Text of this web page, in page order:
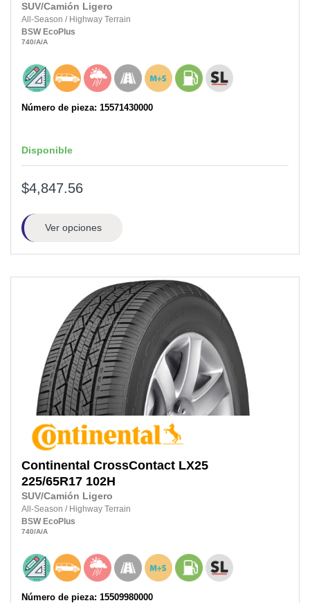
SUV/Camión Ligero
All-Season / Highway Terrain
BSW EcoPlus
740/A/A
Número de pieza: 15571430000
Disponible
$4,847.56
Ver opciones
Continental CrossContact LX25
225/65R17 102H
SUV/Camión Ligero
All-Season / Highway Terrain
BSW EcoPlus
740/A/A
Número de pieza: 15509980000